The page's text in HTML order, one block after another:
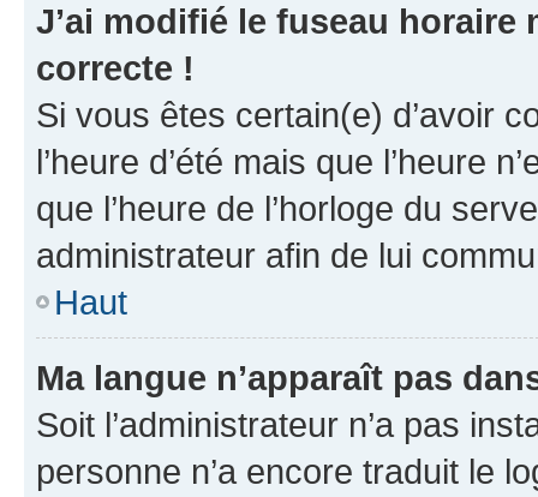
J’ai modifié le fuseau horaire
correcte !
Si vous êtes certain(e) d’avoir
l’heure d’été mais que l’heure
que l’heure de l’horloge du
administrateur afin de lui
Haut
Ma langue n’apparaît pas
Soit l’administrateur n’a pas
personne n’a encore traduit le